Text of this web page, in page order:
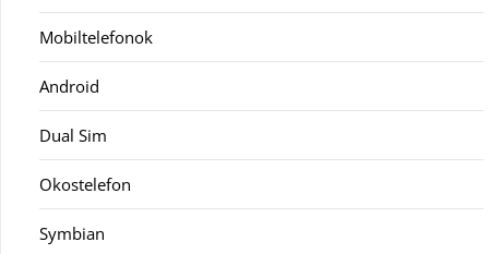
Mobiltelefonok
Android
Dual Sim
Okostelefon
Symbian